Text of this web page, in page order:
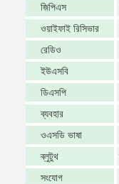
জিপিএস
ওয়াইফাই রিসিভার
রেডিও
ইউএসবি
ডিএসপি
ব্যবহার
ওএসডি ভাষা
ব্লুটুথ
সংযোগ